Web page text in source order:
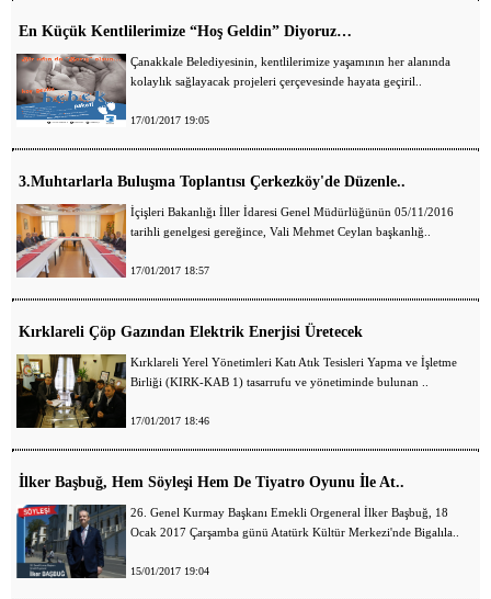
En Küçük Kentlilerimize “Hoş Geldin” Diyoruz…
Çanakkale Belediyesinin, kentlilerimize yaşamının her alanında
kolaylık sağlayacak projeleri çerçevesinde hayata geçiril..
17/01/2017 19:05
3.Muhtarlarla Buluşma Toplantısı Çerkezköy'de Düzenle..
İçişleri Bakanlığı İller İdaresi Genel Müdürlüğünün 05/11/2016
tarihli genelgesi gereğince, Vali Mehmet Ceylan başkanlığ..
17/01/2017 18:57
Kırklareli Çöp Gazından Elektrik Enerjisi Üretecek
Kırklareli Yerel Yönetimleri Katı Atık Tesisleri Yapma ve İşletme
Birliği (KIRK-KAB 1) tasarrufu ve yönetiminde bulunan ..
17/01/2017 18:46
İlker Başbuğ, Hem Söyleşi Hem De Tiyatro Oyunu İle At..
26. Genel Kurmay Başkanı Emekli Orgeneral İlker Başbuğ, 18
Ocak 2017 Çarşamba günü Atatürk Kültür Merkezi'nde Bigalıla..
15/01/2017 19:04